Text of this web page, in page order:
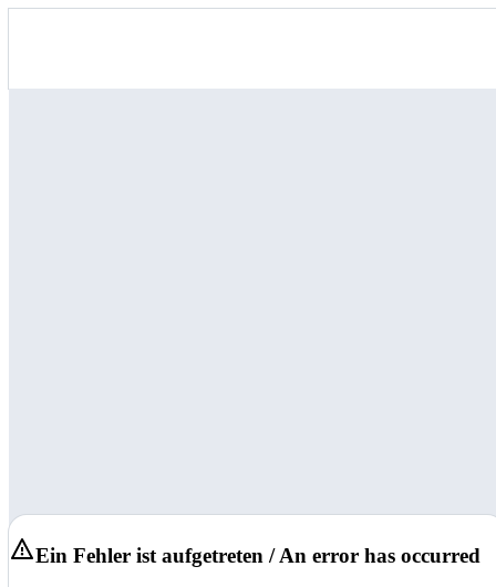
Ein Fehler ist aufgetreten / An error has occurred